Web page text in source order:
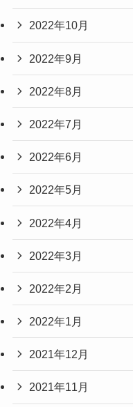
2022年10月
2022年9月
2022年8月
2022年7月
2022年6月
2022年5月
2022年4月
2022年3月
2022年2月
2022年1月
2021年12月
2021年11月